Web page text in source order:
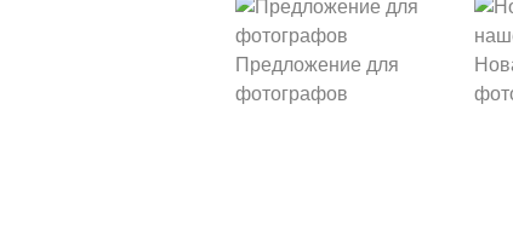
Предложение для
фотографов